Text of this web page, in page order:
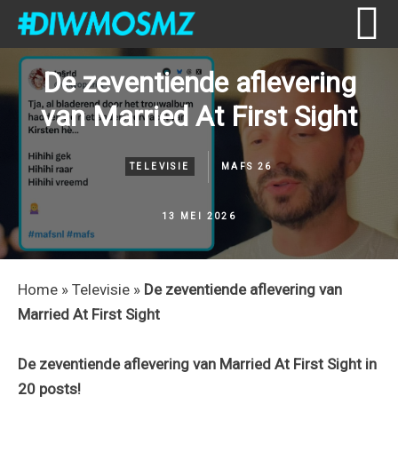
Skip
primary
navigation
Skip
content
Skip
primary
sidebar
Skip
footer
De zeventiende aflevering
van Married At First Sight
TELEVISIE MAFS 26
13 MEI 2026
Home » Televisie » De zeventiende aflevering van
Married At First Sight
De zeventiende aflevering van Married At First Sight in
20 posts!